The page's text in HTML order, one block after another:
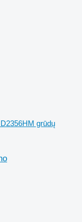
grūdų